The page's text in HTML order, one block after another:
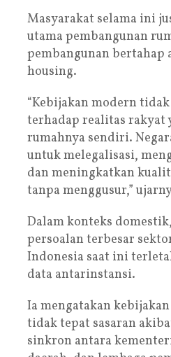
Masyarakat selama ini
utama pembangunan
pembangunan bertahap
housing.
“Kebijakan modern
terhadap realitas rakyat
rumahnya sendiri.
untuk melegalisasi,
dan meningkatkan
tanpa menggusur,”
Dalam konteks
persoalan terbesar
Indonesia saat ini
data antarinstansi.
Ia mengatakan
tidak tepat sasaran
sinkron antara